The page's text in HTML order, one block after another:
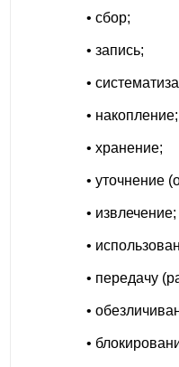
• сбор;
• запись;
•
• накопление;
• хранение;
• уточнение
• извлечение;
•
• передачу
•
•